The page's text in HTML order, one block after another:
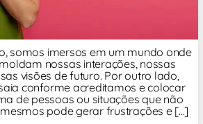
somos imersos em um mundo onde
nossas interações, nossas
visões de futuro. Por outro lado,
conforme acreditamos e colocar
de pessoas ou situações que não
pode gerar frustrações e [...]